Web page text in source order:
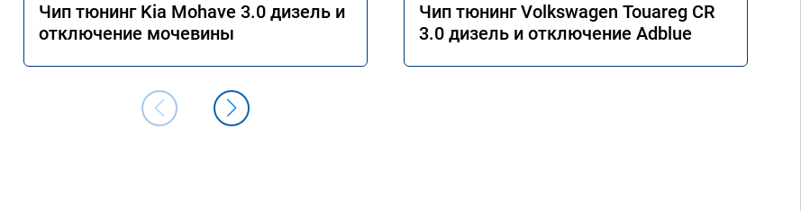
Чип тюнинг Kia Mohave 3.0 дизель и
отключение мочевины
Чип тюнинг Volkswagen Touareg CR
3.0 дизель и отключение Adblue